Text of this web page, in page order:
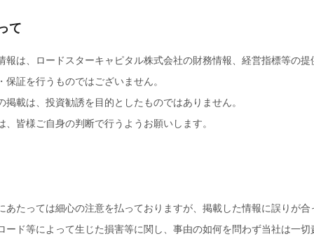
て
報は、ロードスターキャピタル株式会社の財務情報、経営指標等の
証を行うものではございません。
載は、投資勧誘を目的としたものではありません。
皆様ご自身の判断で行うようお願いします。
あたっては細心の注意を払っておりますが、掲載した情報に誤りが
ード等によって生じた損害等に関し、事由の如何を問わず当社は一